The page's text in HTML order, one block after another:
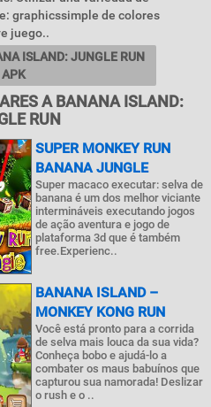
graphicssimple de colores
juego..
ISLAND: JUNGLE RUN
APK
A BANANA ISLAND:
RUN
SUPER MONKEY RUN
BANANA JUNGLE
Super macaco executar: selva de
banana é um dos melhor viciante
intermináveis executando jogos
de ação aventura e jogo de
plataforma 3d que é também
free.Experienc..
BANANA ISLAND –
MONKEY KONG RUN
Você está pronto para a corrida
de selva mais louca da sua vida?
Conheça bobo e ajudá-lo a
combater os maus babuínos que
capturou sua namorada! Deslizar
o rush e o ..